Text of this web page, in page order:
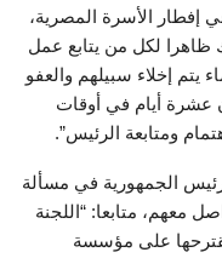
إفطار الأسرة المصرية،
ظاهرا لكل من يتابع عمل
يتم إخلاء سبيلهم والعفو
في غضون عشرة أيام في أوقات
ومتابعة الرئيس”.
الجمهورية في مسألة
معهم، متابعا: “اللجنة
على مؤسسة